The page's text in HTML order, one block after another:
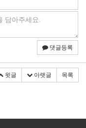
댓글등록
윗글 아랫글 목록